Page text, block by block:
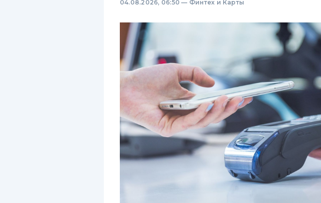
04.08.2026, 06:50 — Финтех и Карты